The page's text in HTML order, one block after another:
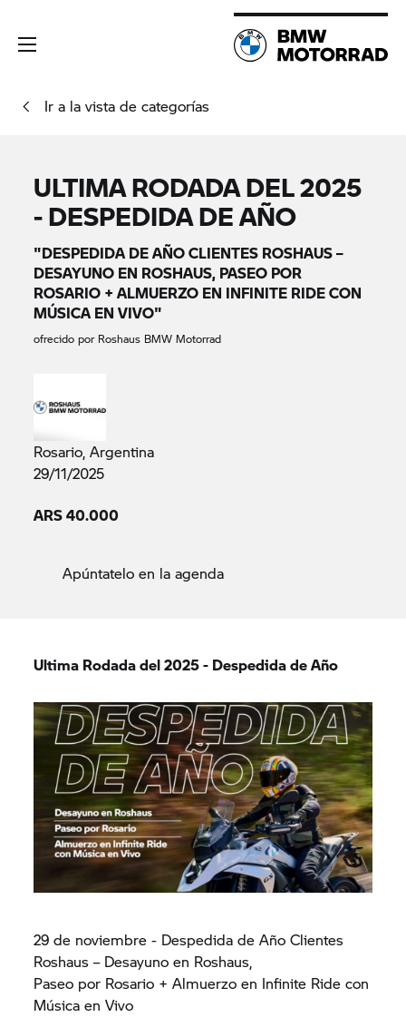
Ir a la vista de categorías
ULTIMA RODADA DEL 2025
- DESPEDIDA DE AÑO
"DESPEDIDA DE AÑO CLIENTES ROSHAUS –
DESAYUNO EN ROSHAUS, PASEO POR
ROSARIO + ALMUERZO EN INFINITE RIDE CON
MÚSICA EN VIVO"
ofrecido por Roshaus BMW Motorrad
Rosario, Argentina
29/11/2025
ARS 40.000
Apúntatelo en la agenda
Ultima Rodada del 2025 - Despedida de Año
29 de noviembre - Despedida de Año Clientes
Roshaus – Desayuno en Roshaus,
Paseo por Rosario + Almuerzo en Infinite Ride con
Música en Vivo